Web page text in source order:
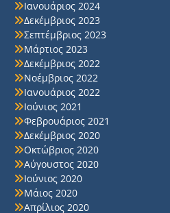
Ιανουάριος 2024
Δεκέμβριος 2023
Σεπτέμβριος 2023
Μάρτιος 2023
Δεκέμβριος 2022
Νοέμβριος 2022
Ιανουάριος 2022
Ιούνιος 2021
Φεβρουάριος 2021
Δεκέμβριος 2020
Οκτώβριος 2020
Αύγουστος 2020
Ιούνιος 2020
Μάιος 2020
Απρίλιος 2020